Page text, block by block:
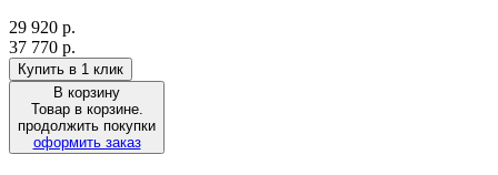
29 920 р.
37 770 р.
Купить в 1 клик
В корзину
Товар в корзине.
продолжить покупки
оформить заказ